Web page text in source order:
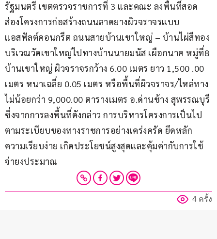
รัฐมนตรี เขตตรวจราชการที่ 3 และคณะ ลงพื้นที่สอด
ส่องโครงการก่อสร้างถนนลาดยางผิวจราจรแบบ
แอสฟัลต์คอนกรีต ถนนสายบ้านเขาใหญ่ – บ้านไผ่สีทอง
บริเวณวัดเขาใหญ่ไปทางบ้านนายมนัส เผือกนาค หมู่ที่8
บ้านเขาใหญ่ ผิวจราจรกว้าง 6.00 เมตร ยาว 1,500 .00
เมตร หนาเฉลี่ย 0.05 เมตร หรือพื้นที่ผิวจราจร/ไหล่ทาง
ไม่น้อยกว่า 9,000.00 ตารางเมตร อ.ด่านช้าง สุพรรณบุรี
ซึ่งจากการลงพื้นที่ดังกล่าว การบริหารโครงการเป็นไป
ตามระเบียบของทางราชการอย่างเคร่งครัด ยึดหลัก
ความเรียบง่าย เกิดประโยชน์สูงสุดและคุ้มค่ากับการใช้
จ่ายงประมาณ
4 ครั้ง